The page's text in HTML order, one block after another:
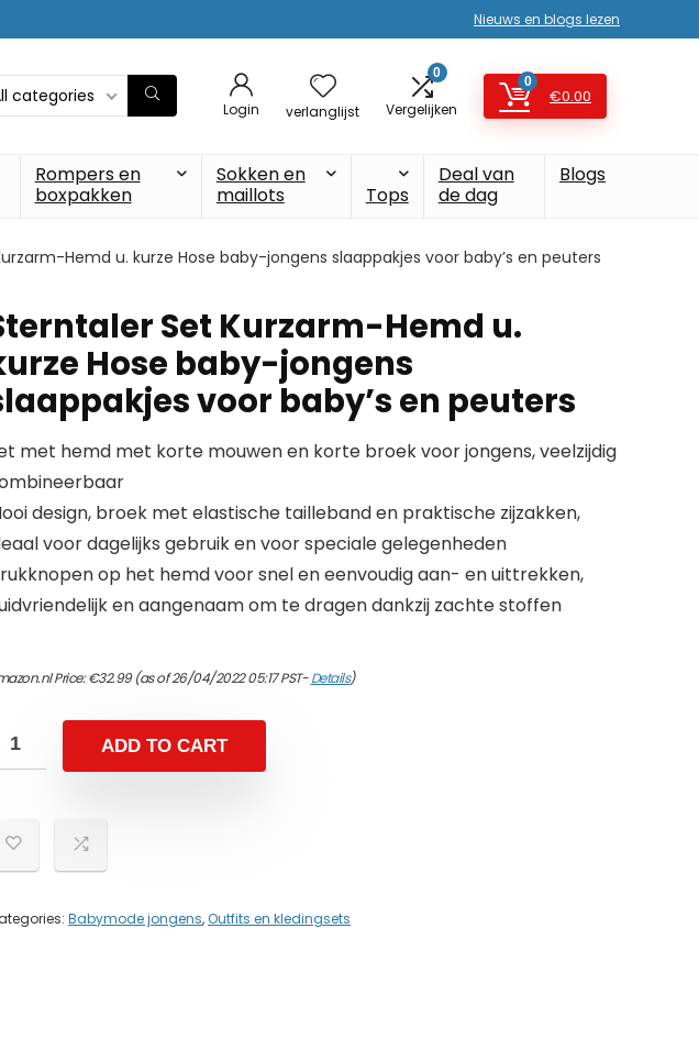
Nieuws en blogs lezen
categories
Login verlanglijst
0
Vergelijken
0
€0.00
Rompers en
boxpakken
Sokken en
maillots
Tops
Deal van
de dag
Blogs
Hemd u. kurze Hose baby-jongens slaappakjes voor baby’s en peuters
Set Kurzarm-Hemd u.
Hose baby-jongens
voor baby’s en peuters
met hemd met korte mouwen en korte broek voor jongens, veelzijdig
design, broek met elastische tailleband en praktische zijzakken,
voor dagelijks gebruik en voor speciale gelegenheden
op het hemd voor snel en eenvoudig aan- en uittrekken,
en aangenaam om te dragen dankzij zachte stoffen
Price:€32.99(as of 26/04/2022 05:17 PST-Details)
ADD TO CART
Babymode jongens,Outfits en kledingsets